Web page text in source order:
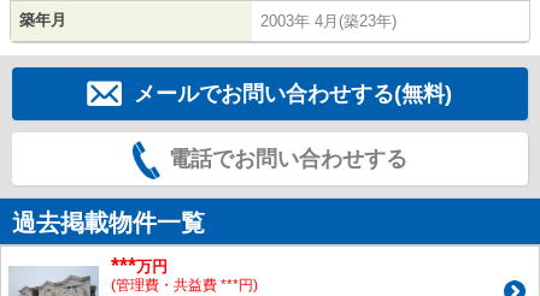
築年月 2003年 4月(築23年)
メールでお問い合わせする(無料)
電話でお問い合わせする
過去掲載物件一覧
***万円
(管理費・共益費 ***円)